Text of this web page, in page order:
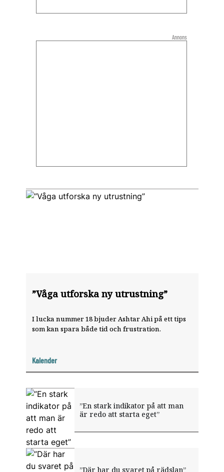
”Våga utforska ny utrustning”
I lucka nummer 18 bjuder Ashtar Ahi på ett tips
som kan spara både tid och frustration.
Kalender
”En stark indikator på att man
är redo att starta eget”
”Där har du svaret på rädslan”
Annons